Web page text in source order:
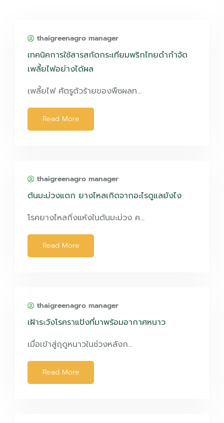
thaigreenagro manager
เทคนิคการใช้สารสกัดกระเทียมพริกไทยดำกำจัด
เพลี้ยไฟอย่างได้ผล
เพลี้ยไฟ ศัตรูตัวร้ายของพืชผลท…
Read More
thaigreenagro manager
ต้นมะม่วงแตก ยางไหลเกิดจากอะไรดูแลยังไง
โรคยางไหลกิ่งแห้งในต้นมะม่วง ค…
Read More
thaigreenagro manager
เฝ้าระวังโรคราแป้งที่มาพร้อมอากาศหนาว
เมื่อเข้าสู่ฤดูหนาวในช่วงหลังก…
Read More